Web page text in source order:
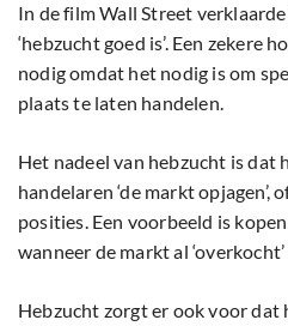
In de film Wall Street
‘hebzucht goed is’. Een zekere
nodig omdat het nodig is om
plaats te laten handelen.
Het nadeel van hebzucht is dat
handelaren ‘de markt
posities. Een voorbeeld is
wanneer de markt al
Hebzucht zorgt er ook voor dat